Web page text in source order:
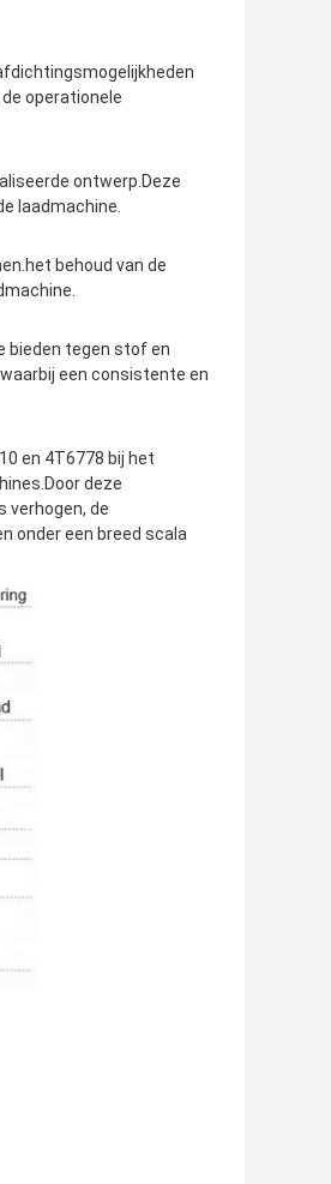
operationele
ontwerp.Deze
laadmachine.
behoud van de
bieden tegen stof en
een consistente en
en 4T6778 bij het
deze
verhogen, de
onder een breed scala